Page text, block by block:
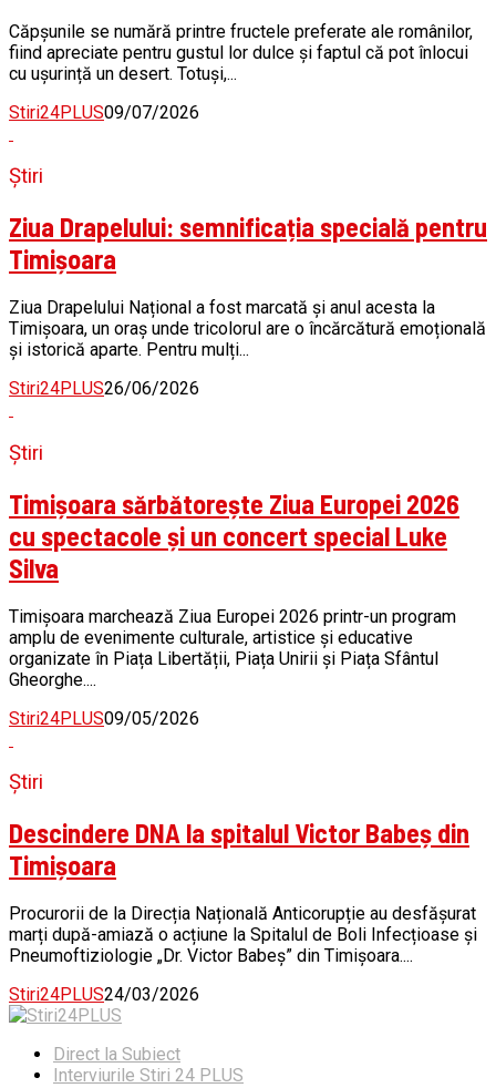
Căpșunile se numără printre fructele preferate ale românilor,
fiind apreciate pentru gustul lor dulce și faptul că pot înlocui
cu ușurință un desert. Totuși,...
Stiri24PLUS09/07/2026
Știri
Ziua Drapelului: semnificația specială pentru
Timișoara
Ziua Drapelului Național a fost marcată și anul acesta la
Timișoara, un oraș unde tricolorul are o încărcătură emoțională
și istorică aparte. Pentru mulți...
Stiri24PLUS26/06/2026
Știri
Timișoara sărbătorește Ziua Europei 2026
cu spectacole și un concert special Luke
Silva
Timișoara marchează Ziua Europei 2026 printr-un program
amplu de evenimente culturale, artistice și educative
organizate în Piața Libertății, Piața Unirii și Piața Sfântul
Gheorghe....
Stiri24PLUS09/05/2026
Știri
Descindere DNA la spitalul Victor Babeș din
Timișoara
Procurorii de la Direcția Națională Anticorupție au desfășurat
marți după-amiază o acțiune la Spitalul de Boli Infecțioase și
Pneumoftiziologie „Dr. Victor Babeș” din Timișoara....
Stiri24PLUS24/03/2026
Direct la Subiect
Interviurile Stiri 24 PLUS